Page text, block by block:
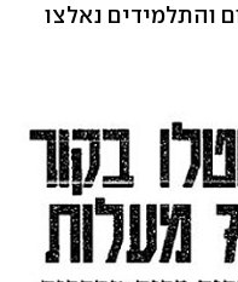
והתלמידים נאלצו